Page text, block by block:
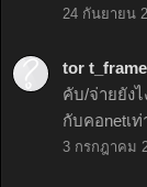
24 กันยายน
tor
คับ/จ่ายยัง
กับคอnetเท่
3 กรกฎาคม